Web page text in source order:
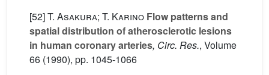
[52]T. Asakura; T. Karino Flow patterns and
spatial distribution of atherosclerotic lesions
in human coronary arteries, Circ. Res., Volume
66 (1990), pp. 1045-1066